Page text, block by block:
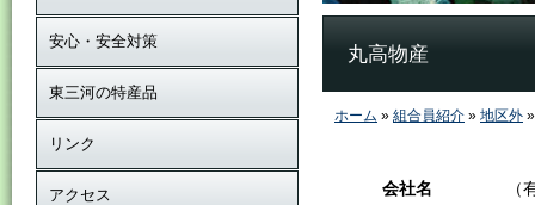
丸高物産
ホーム » 組合員紹介 » 地区外
会社名 （
安心・安全対策
東三河の特産品
リンク
アクセス